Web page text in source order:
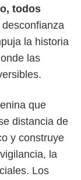
todos
desconfianza
la historia
las
que
distancia de
y construye
la
Los